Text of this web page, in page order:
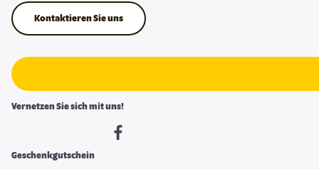
Kontaktieren Sie uns
Vernetzen Sie sich mit uns!
Geschenkgutschein